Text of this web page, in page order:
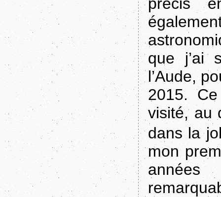
que j’ai
l’Aude,
2015.
visité, au
dans la
mon
années